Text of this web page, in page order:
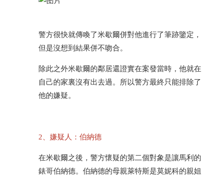
警方很快就傳喚了米歇爾併對他進行了筆跡鑒定，
但是沒想到結果併不吻合。
除此之外米歇爾的鄰居還證實在案發當時，他就在
自己的家裏沒有出去過。所以警方最終只能排除了
他的嫌疑。
2、嫌疑人：伯納德
在米歇爾之後，警方懷疑的第二個對象是讓馬利的
錶哥伯納德。伯納德的母親萊特斯是莫妮科的親姐